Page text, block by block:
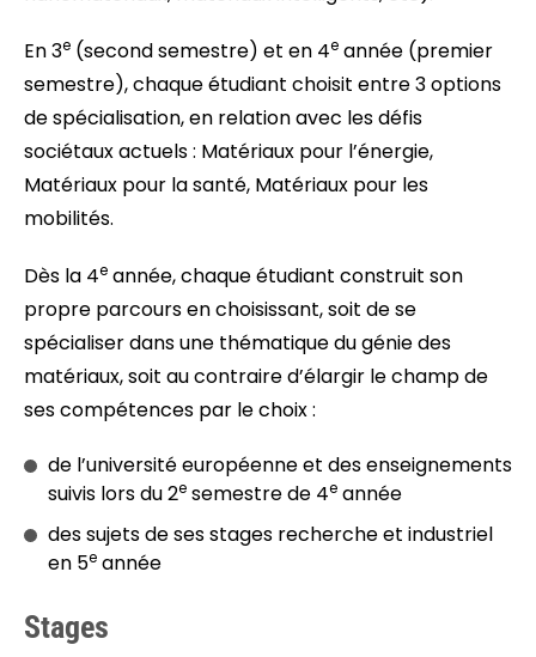
En 3e (second semestre) et en 4e année (premier
semestre), chaque étudiant choisit entre 3 options
de spécialisation, en relation avec les défis
sociétaux actuels : Matériaux pour l’énergie,
Matériaux pour la santé, Matériaux pour les
mobilités.
Dès la 4e année, chaque étudiant construit son
propre parcours en choisissant, soit de se
spécialiser dans une thématique du génie des
matériaux, soit au contraire d’élargir le champ de
ses compétences par le choix :
de l’université européenne et des enseignements
suivis lors du 2e semestre de 4e année
des sujets de ses stages recherche et industriel
en 5e année
Stages